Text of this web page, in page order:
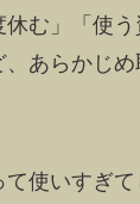
休む」「使
あらかじ
使いすぎて